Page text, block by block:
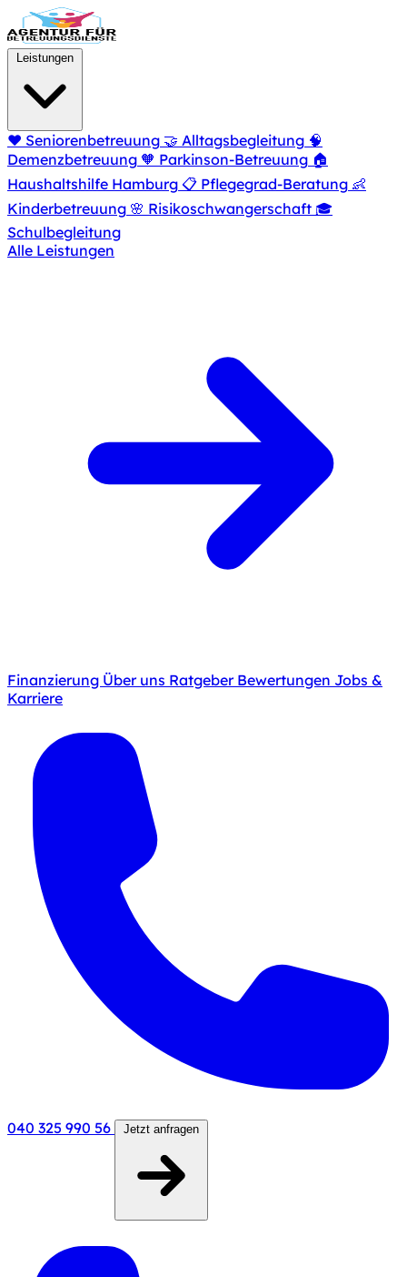
Zum Hauptinhalt springen
❤️ Seniorenbetreuung 🤝 Alltagsbegleitung 🧠
Demenzbetreuung 🧡 Parkinson-Betreuung 🏠
Haushaltshilfe Hamburg 📋 Pflegegrad-Beratung 👶
Kinderbetreuung 🌸 Risikoschwangerschaft 🎓
Schulbegleitung
Alle Leistungen
Finanzierung Über uns Ratgeber Bewertungen Jobs &
Karriere
040 325 990 56